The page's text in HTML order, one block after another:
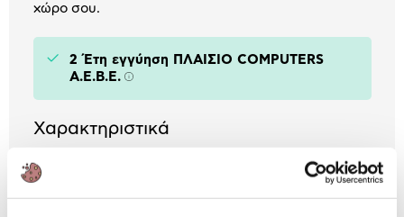
χώρο σου.
2 Έτη εγγύηση ΠΛΑΙΣΙΟ COMPUTERS
A.E.B.E. Πληροφορίες
Χαρακτηριστικά
Particle Board
Υλικό Ποδιών: Μεταλλικά